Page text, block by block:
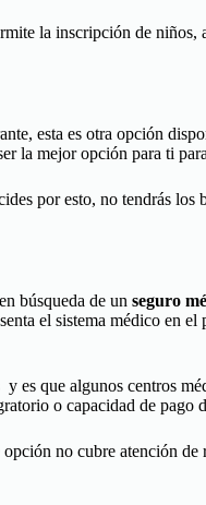
la inscripción de niños,
esta es otra opción
la mejor opción para ti
por esto, no tendrás los
búsqueda de un seguro
el sistema médico en el
es que algunos centros
o capacidad de pago
no cubre atención